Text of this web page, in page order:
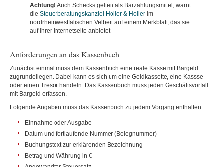
Achtung! Auch Schecks gelten als Barzahlungsmittel, warnt
die Steuerberatungskanzlei Holler & Holler im
nordrheinwestfälischen Velbert auf einem Merkblatt, das sie
auf ihrer Internetseite anbietet.
Anforderungen an das Kassenbuch
Zunächst einmal muss dem Kassenbuch eine reale Kasse mit Bargeld
zugrundeliegen. Dabei kann es sich um eine Geldkassette, eine Kassse
oder einen Tresor handeln. Das Kassenbuch muss jeden Geschäftsvorfall
mit Bargeld erfassen.
Folgende Angaben muss das Kassenbuch zu jedem Vorgang enthalten:
Einnahme oder Ausgabe
Datum und fortlaufende Nummer (Belegnummer)
Buchungstext zur erklärenden Bezeichnung
Betrag und Währung in €